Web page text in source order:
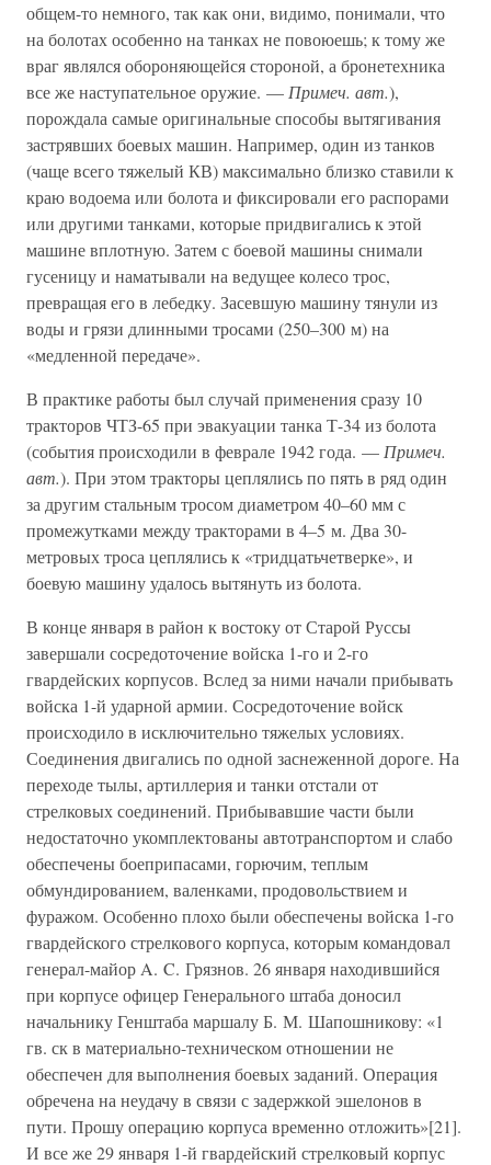
общем-то немного, так как они, видимо, понимали, что
на болотах особенно на танках не повоюешь; к тому же
враг являлся обороняющейся стороной, а бронетехника
все же наступательное оружие. — Примеч. авт.),
порождала самые оригинальные способы вытягивания
застрявших боевых машин. Например, один из танков
(чаще всего тяжелый КВ) максимально близко ставили к
краю водоема или болота и фиксировали его распорами
или другими танками, которые придвигались к этой
машине вплотную. Затем с боевой машины снимали
гусеницу и наматывали на ведущее колесо трос,
превращая его в лебедку. Засевшую машину тянули из
воды и грязи длинными тросами (250–300 м) на
«медленной передаче».
В практике работы был случай применения сразу 10
тракторов ЧТЗ-65 при эвакуации танка Т-34 из болота
(события происходили в феврале 1942 года. — Примеч.
авт.). При этом тракторы цеплялись по пять в ряд один
за другим стальным тросом диаметром 40–60 мм с
промежутками между тракторами в 4–5 м. Два 30-
метровых троса цеплялись к «тридцатьчетверке», и
боевую машину удалось вытянуть из болота.
В конце января в район к востоку от Старой Руссы
завершали сосредоточение войска 1-го и 2-го
гвардейских корпусов. Вслед за ними начали прибывать
войска 1-й ударной армии. Сосредоточение войск
происходило в исключительно тяжелых условиях.
Соединения двигались по одной заснеженной дороге. На
переходе тылы, артиллерия и танки отстали от
стрелковых соединений. Прибывавшие части были
недостаточно укомплектованы автотранспортом и слабо
обеспечены боеприпасами, горючим, теплым
обмундированием, валенками, продовольствием и
фуражом. Особенно плохо были обеспечены войска 1-го
гвардейского стрелкового корпуса, которым командовал
генерал-майор A. C. Грязнов. 26 января находившийся
при корпусе офицер Генерального штаба доносил
начальнику Генштаба маршалу Б. М. Шапошникову: «1
гв. ск в материально-техническом отношении не
обеспечен для выполнения боевых заданий. Операция
обречена на неудачу в связи с задержкой эшелонов в
пути. Прошу операцию корпуса временно отложить»[21].
И все же 29 января 1-й гвардейский стрелковый корпус